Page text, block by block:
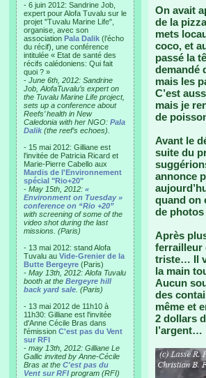
- 6 juin 2012: Sandrine Job,
expert pour Alofa Tuvalu sur le
projet "Tuvalu Marine Life",
organise, avec son
association Pala Dalik (l’écho
du récif), une conférence
intitulée « Etat de santé des
récifs calédoniens: Qui fait
quoi ? »
- June 6th, 2012: Sandrine
Job, AlofaTuvalu’s expert on
the Tuvalu Marine Life project,
sets up a conference about
Reefs’ health in New
Caledonia with her NGO: Pala
Dalik (the reef’s echoes).
- 15 mai 2012: Gilliane est
l'invitée de Patricia Ricard et
Marie-Pierre Cabello aux
Mardis de l'Environnement
spécial "Rio+20"
- May 15th, 2012: «
Environment on Tuesday »
conference on “Rio +20”
with screening of some of the
video shot during the last
missions. (Paris)
- 13 mai 2012: stand Alofa
Tuvalu au Vide-Grenier de la
Butte Bergeyre (Paris)
- May 13th, 2012: Alofa Tuvalu
booth at the Bergeyre hill
back yard sale . (Paris)
- 13 mai 2012 de 11h10 à
11h30: Gilliane est l'invitée
d'Anne Cécile Bras dans
l'émission C'est pas du Vent
sur RFI
- may 13th, 2012: Gilliane Le
Gallic invited by Anne-Cécile
Bras at the C'est pas du
Vent sur RFI program (RFI)
On avait
de la
mets
coco, et
passé la
demandé
mais les
C’est
mais je
de
Avant le
suite du
annonce
quand on
de photos
Après
ferrailleur
triste… Il
la main
Aucun
des
même et
2 dollars
l’argent…